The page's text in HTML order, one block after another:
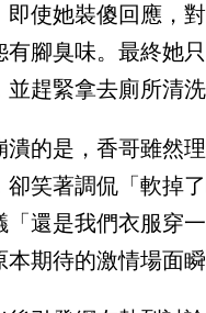
即使她裝傻回應，
有腳臭味。最終她
趕緊拿去廁所清洗
潰的是，香哥雖然
卻笑著調侃「軟掉
「還是我們衣服穿
本期待的激情場面瞬